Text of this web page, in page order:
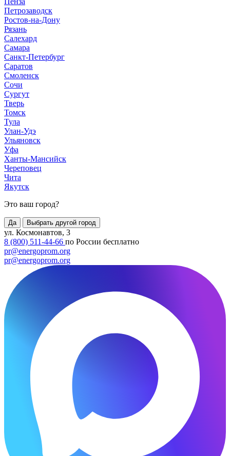
Петрозаводск
Ростов-на-Дону
Рязань
Салехард
Самара
Санкт-Петербург
Саратов
Смоленск
Сочи
Сургут
Тверь
Томск
Тула
Улан-Удэ
Ульяновск
Уфа
Ханты-Мансийск
Череповец
Чита
Якутск
Это ваш город?
Да Выбрать другой город
ул. Космонавтов, 3
8 (800) 511-44-66 по России бесплатно
pr@energoprom.org
pr@energoprom.org